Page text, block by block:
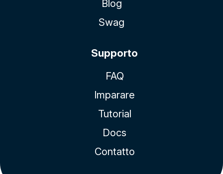
Blog
Swag
Supporto
FAQ
Imparare
Tutorial
Docs
Contatto